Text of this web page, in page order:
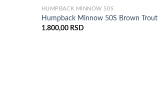
HUMPBACK MINNOW 50S
Humpback Minnow 50S Brown Trout
1.800,00 RSD